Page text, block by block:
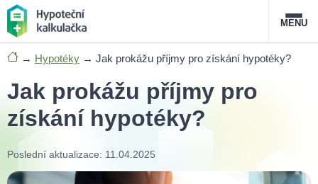
Nabídka hypoték
Průvodce hypotékami
O službě FAQSlovník pojmů Kontakt
MENU
→ Hypotéky → Jak prokážu příjmy pro získání hypotéky?
Jak prokážu příjmy pro
získání hypotéky?
Poslední aktualizace: 11.04.2025